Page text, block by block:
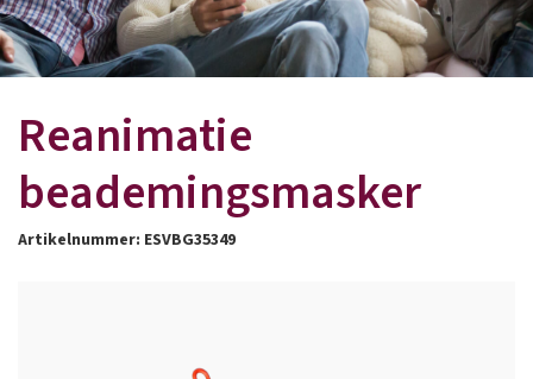
Reanimatie
beademingsmasker
Artikelnummer: ESVBG35349